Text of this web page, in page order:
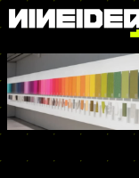
跳
至
内
容